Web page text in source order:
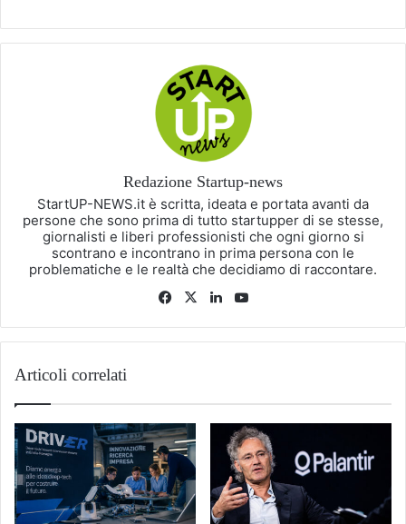
Redazione Startup-news
StartUP-NEWS.it è scritta, ideata e portata avanti da
persone che sono prima di tutto startupper di se stesse,
giornalisti e liberi professionisti che ogni giorno si
scontrano e incontrano in prima persona con le
problematiche e le realtà che decidiamo di raccontare.
Facebook
X LinkedIn
Articoli correlati